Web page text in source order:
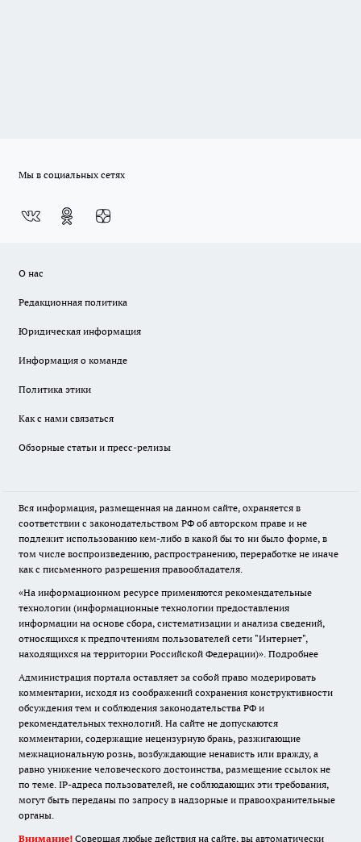
Мы в социальных сетях
О нас
Редакционная политика
Юридическая информация
Информация о команде
Политика этики
Как с нами связаться
Обзорные статьи и пресс-релизы
Вся информация, размещенная на данном сайте, охраняется в
соответствии с законодательством РФ об авторском праве и не
подлежит использованию кем-либо в какой бы то ни было форме, в
том числе воспроизведению, распространению, переработке не иначе
как с письменного разрешения правообладателя.
«На информационном ресурсе применяются рекомендательные
технологии (информационные технологии предоставления
информации на основе сбора, систематизации и анализа сведений,
относящихся к предпочтениям пользователей сети "Интернет",
находящихся на территории Российской Федерации)». Подробнее
Администрация портала оставляет за собой право модерировать
комментарии, исходя из соображений сохранения конструктивности
обсуждения тем и соблюдения законодательства РФ и
рекомендательных технологий. На сайте не допускаются
комментарии, содержащие нецензурную брань, разжигающие
межнациональную рознь, возбуждающие ненависть или вражду, а
равно унижение человеческого достоинства, размещение ссылок не
по теме. IP-адреса пользователей, не соблюдающих эти требования,
могут быть переданы по запросу в надзорные и правоохранительные
органы.
Внимание! Совершая любые действия на сайте, вы автоматически